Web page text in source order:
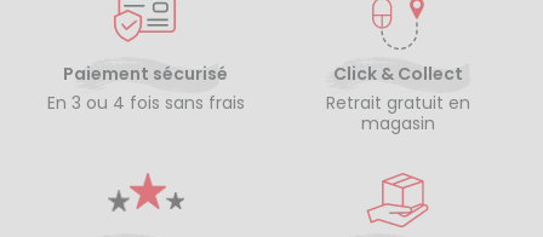
Paiement sécurisé
En 3 ou 4 fois sans frais
Click & Collect
Retrait gratuit en
magasin